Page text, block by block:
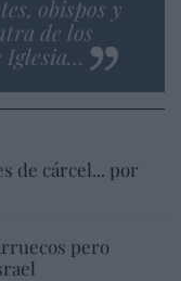
obispos y
de los
Iglesia…
de cárcel... por
pero